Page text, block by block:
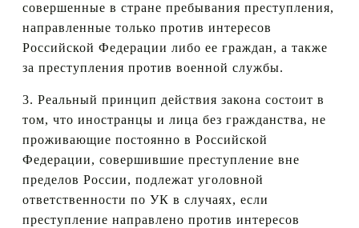
совершенные в стране пребывания преступления,
направленные только против интересов
Российской Федерации либо ее граждан, а также
за преступления против военной службы.
3. Реальный принцип действия закона состоит в
том, что иностранцы и лица без гражданства, не
проживающие постоянно в Российской
Федерации, совершившие преступление вне
пределов России, подлежат уголовной
ответственности по УК в случаях, если
преступление направлено против интересов